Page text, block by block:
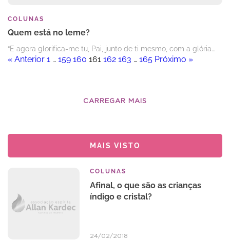
COLUNAS
Quem está no leme?
“E agora glorifica-me tu, Pai, junto de ti mesmo, com a glória…
« Anterior 1 … 159 160 161 162 163 … 165 Próximo »
CARREGAR MAIS
MAIS VISTO
COLUNAS
Afinal, o que são as crianças
índigo e cristal?
24/02/2018